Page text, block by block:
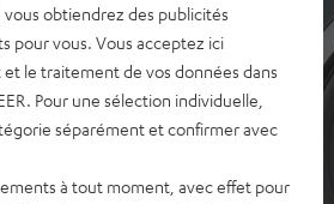
, vous obtiendrez des publicités
pour vous. Vous acceptez ici
le traitement de vos données dans
Pour une sélection individuelle,
séparément et confirmer avec
à tout moment, avec effet pour